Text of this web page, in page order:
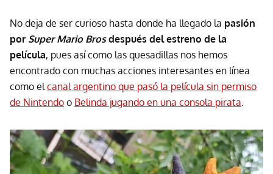
No deja de ser curioso hasta donde ha llegado la pasión
por Super Mario Brosdespués del estreno de la
película, pues así como las quesadillas nos hemos
encontrado con muchas acciones interesantes en línea
como el canal argentino que pasó la película sin permiso
de Nintendo o Belinda jugando en una consola pirata